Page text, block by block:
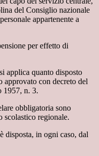
del Consiglio nazionale
appartenente a
per effetto di
applica quanto disposto
con decreto del
1957, n. 3.
obbligatoria sono
scolastico regionale.
disposta, in ogni caso, dal